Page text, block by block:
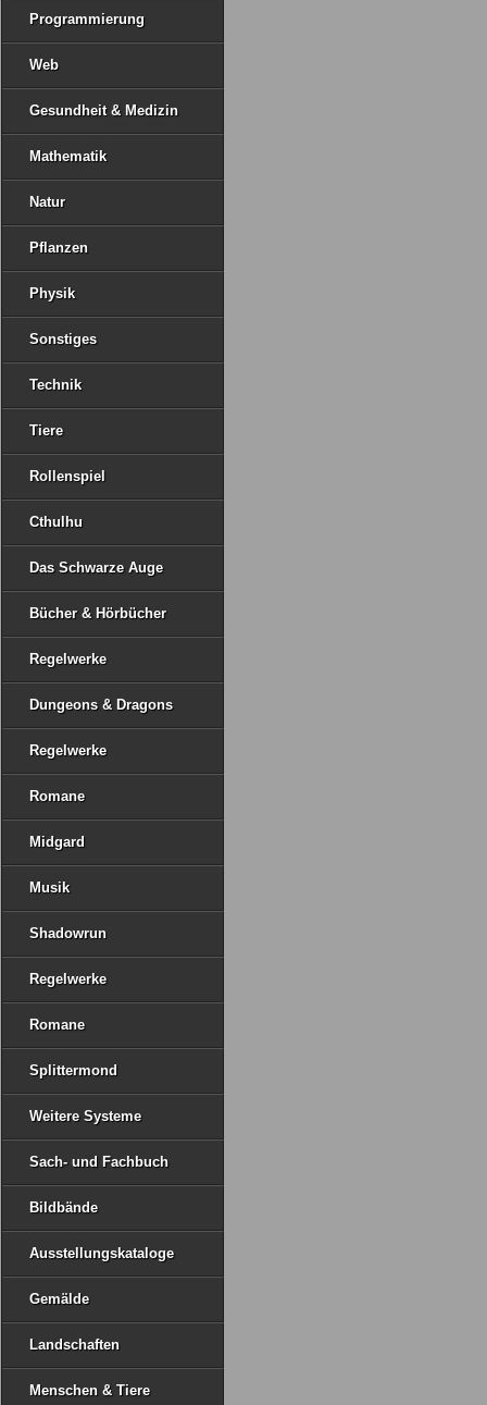
Programmierung
Web
Gesundheit & Medizin
Mathematik
Natur
Pflanzen
Physik
Sonstiges
Technik
Tiere
Rollenspiel
Cthulhu
Das Schwarze Auge
Bücher & Hörbücher
Regelwerke
Dungeons & Dragons
Regelwerke
Romane
Midgard
Musik
Shadowrun
Regelwerke
Romane
Splittermond
Weitere Systeme
Sach- und Fachbuch
Bildbände
Ausstellungskataloge
Gemälde
Landschaften
Menschen & Tiere